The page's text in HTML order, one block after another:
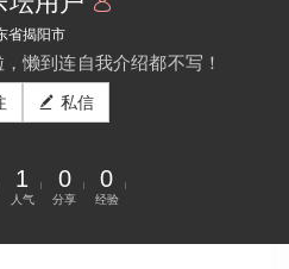
省揭阳市
懒到连自我介绍都不写！
私信
1
人气
0
分享
0
经验